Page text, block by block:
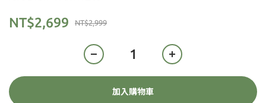
NT$2,999
NT$2,699
加入購物車